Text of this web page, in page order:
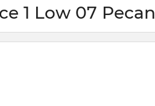
1 Low 07 Pecan